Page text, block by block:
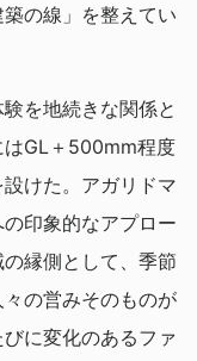
の線」を整えてい
を地続きな関係と
はGL＋500mm程度
けた。アガリドマ
印象的なアプロー
縁側として、季節
の営みそのものが
に変化のあるファ